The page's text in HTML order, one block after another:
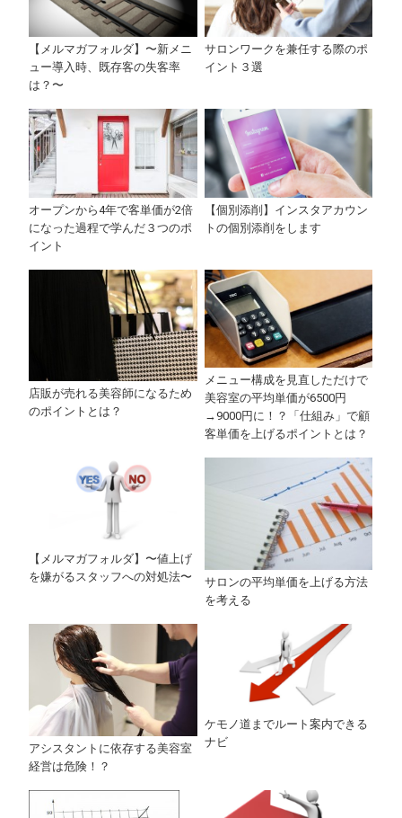
【メルマガフォルダ】〜新メニ
ュー導入時、既存客の失客率
は？〜
サロンワークを兼任する際のポ
イント３選
オープンから4年で客単価が2倍
になった過程で学んだ３つのポ
イント
【個別添削】インスタアカウン
トの個別添削をします
店販が売れる美容師になるため
のポイントとは？
メニュー構成を見直しただけで
美容室の平均単価が6500円
→9000円に！？「仕組み」で顧
客単価を上げるポイントとは？
【メルマガフォルダ】〜値上げ
を嫌がるスタッフへの対処法〜
サロンの平均単価を上げる方法
を考える
アシスタントに依存する美容室
経営は危険！？
ケモノ道までルート案内できる
ナビ